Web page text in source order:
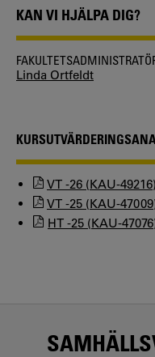
KAN VI HJÄLPA DIG?
Linda Ortfeldt
VT -26 (KAU-49216)
VT -25 (KAU-
HT -25 (KAU-